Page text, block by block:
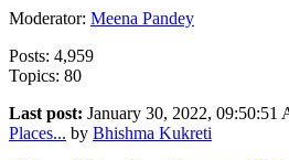
Moderator: Meena Pandey
Posts: 4,959
Topics: 80
Last post: January 30, 2022, 09:50:51
Places... by Bhishma Kukreti